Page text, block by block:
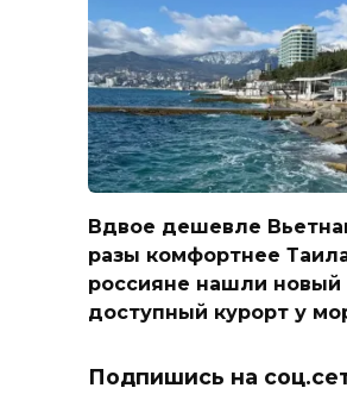
Вдвое дешевле
разы комфортнее
россияне нашли новый
доступный курорт у
Подпишись на